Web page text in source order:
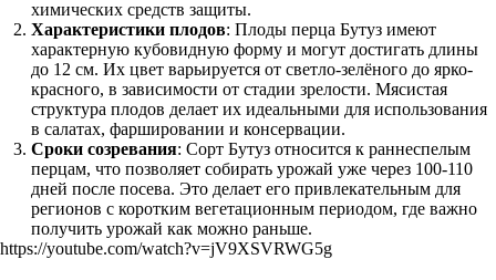
химических средств защиты.
Характеристики плодов: Плоды перца Бутуз имеют
характерную кубовидную форму и могут достигать длины
до 12 см. Их цвет варьируется от светло-зелёного до ярко-
красного, в зависимости от стадии зрелости. Мясистая
структура плодов делает их идеальными для использования
в салатах, фаршировании и консервации.
Сроки созревания: Сорт Бутуз относится к раннеспелым
перцам, что позволяет собирать урожай уже через 100-110
дней после посева. Это делает его привлекательным для
регионов с коротким вегетационным периодом, где важно
получить урожай как можно раньше.
https://youtube.com/watch?v=jV9XSVRWG5g